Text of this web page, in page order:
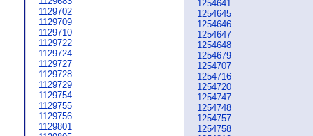
1129702
1129709
1129710
1129722
1129724
1129727
1129728
1129729
1129754
1129755
1129756
1129801
1254641
1254645
1254646
1254647
1254648
1254679
1254707
1254716
1254720
1254747
1254748
1254757
1254758